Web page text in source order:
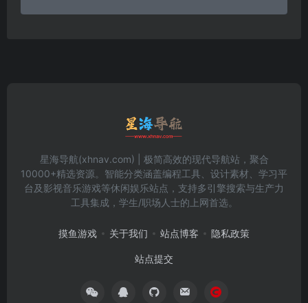
星海导航(xhnav.com) | 极简高效的现代导航站，聚合
10000+精选资源。智能分类涵盖编程工具、设计素材、学习平
台及影视音乐游戏等休闲娱乐站点，支持多引擎搜索与生产力
工具集成，学生/职场人士的上网首选。
摸鱼游戏 关于我们 站点博客 隐私政策
站点提交